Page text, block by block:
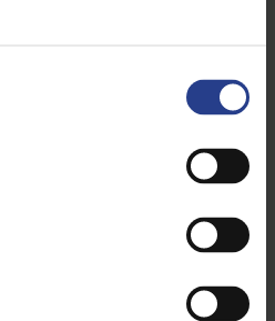
synas i det kommande
kongress
Vet du någon som
du? Vi behöver mångfald
att göra ett bra jobb och